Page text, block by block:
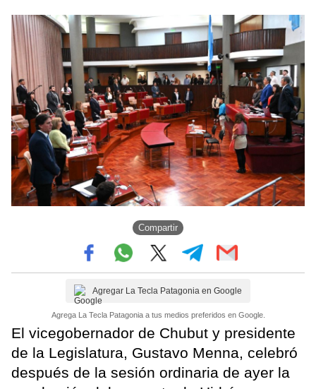
Compartir
Agregar La Tecla Patagonia en Google
Agrega La Tecla Patagonia a tus medios preferidos en Google.
El vicegobernador de Chubut y presidente
de la Legislatura, Gustavo Menna, celebró
después de la sesión ordinaria de ayer la